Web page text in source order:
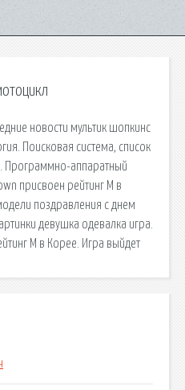
новости мультик шопкинс
Поисковая сиcтема, список
Программно-аппаратный
присвоен рейтинг М в
поздравления с днем
девушка одевалка игра.
М в Корее. Игра выйдет